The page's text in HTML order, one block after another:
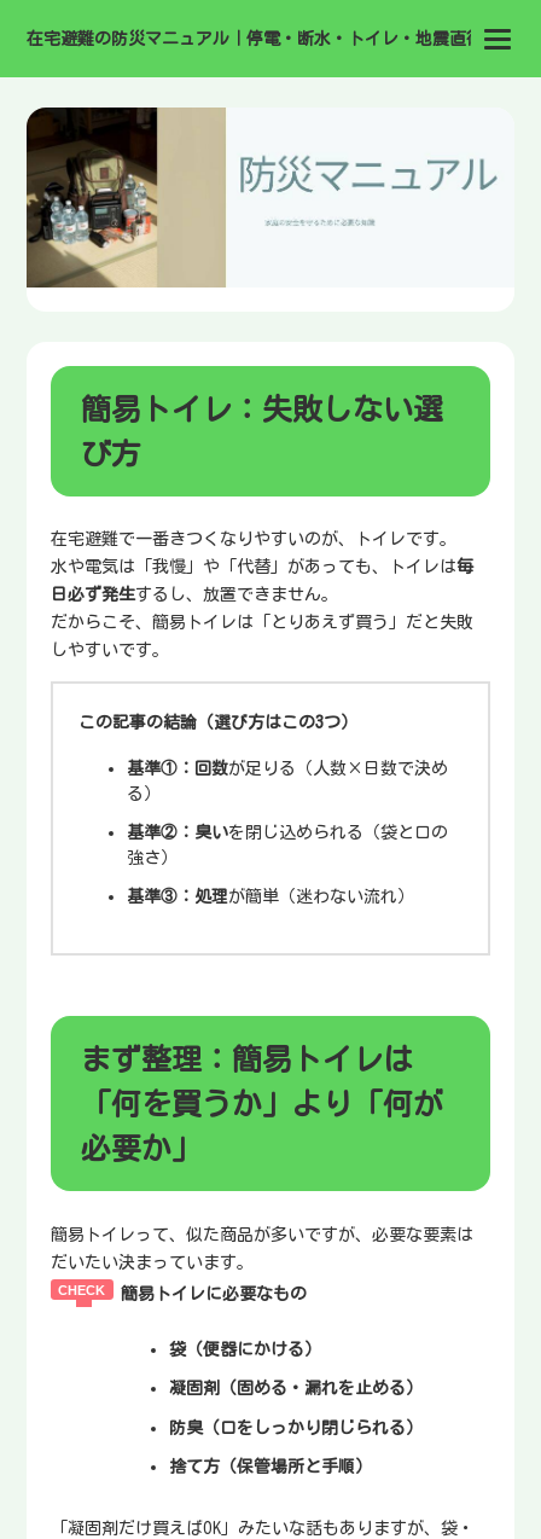
在宅避難の防災マニュアル｜停電・断水・トイレ・地震直後の備え
簡易トイレ：失敗しない選
び方
在宅避難で一番きつくなりやすいのが、トイレです。
水や電気は「我慢」や「代替」があっても、トイレは毎
日必ず発生するし、放置できません。
だからこそ、簡易トイレは「とりあえず買う」だと失敗
しやすいです。
この記事の結論（選び方はこの3つ）
基準①：回数が足りる（人数×日数で決め
る）
基準②：臭いを閉じ込められる（袋と口の
強さ）
基準③：処理が簡単（迷わない流れ）
まず整理：簡易トイレは
「何を買うか」より「何が
必要か」
簡易トイレって、似た商品が多いですが、必要な要素は
だいたい決まっています。
簡易トイレに必要なもの
袋（便器にかける）
凝固剤 （固める・漏れを止める）
防臭（口をしっかり閉じられる）
捨て方（保管場所と手順）
「凝固剤だけ買えばOK」みたいな話もありますが、袋・